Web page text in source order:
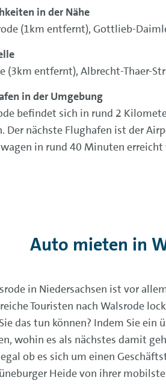
in der Nähe
(1km entfernt), Gottlieb-
(3km entfernt), Albrecht-Thaer-
in der Umgebung
befindet sich in rund 2
Der nächste Flughafen ist der
in rund 40 Minuten erreicht
Auto mieten in
in Niedersachsen ist vor
Touristen nach Walsrode
das tun können? Indem Sie
wohin es als nächstes damit
ob es sich um einen
Heide von ihrer